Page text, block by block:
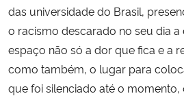
das universidade do Brasil,
o racismo descarado no seu dia a
espaço não só a dor que fica e a
como também, o lugar para
que foi silenciado até o